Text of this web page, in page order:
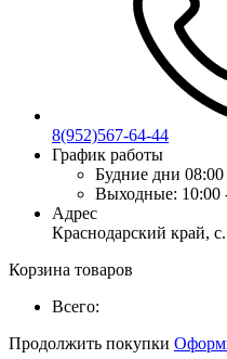
8(952)567-64-44
График работы
Будние дни
Выходные: 10:00
Адрес
Краснодарский край,
Корзина товаров
Всего:
Продолжить покупки